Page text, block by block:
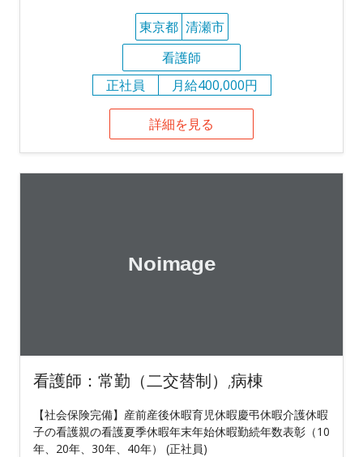
東京都 清瀬市
看護師
正社員
月給400,000円
詳細を見る
看護師：常勤（二交替制）,病棟
【社会保険完備】産前産後休暇育児休暇慶弔休暇介護休暇
子の看護親の看護夏季休暇年末年始休暇勤続年数表彰（10
年、20年、30年、40年） (正社員)